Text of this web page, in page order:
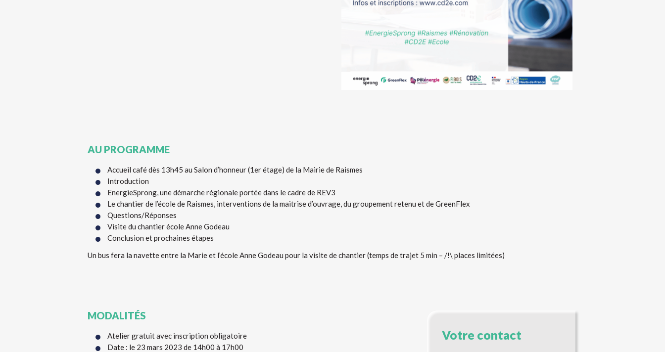
AU PROGRAMME
Accueil café dès 13h45 au Salon d’honneur (1er étage) de la Mairie de Raismes
Introduction
EnergieSprong, une démarche régionale portée dans le cadre de REV3
Le chantier de l’école de Raismes, interventions de la maitrise d’ouvrage, du groupement retenu et de GreenFlex
Questions/Réponses
Visite du chantier école Anne Godeau
Conclusion et prochaines étapes
Un bus fera la navette entre la Marie et l’école Anne Godeau pour la visite de chantier (temps de trajet 5 min – /!\ places limitées)
MODALITÉS
Atelier gratuit avec inscription obligatoire
Date : le 23 mars 2023 de 14h00 à 17h00
Votre contact